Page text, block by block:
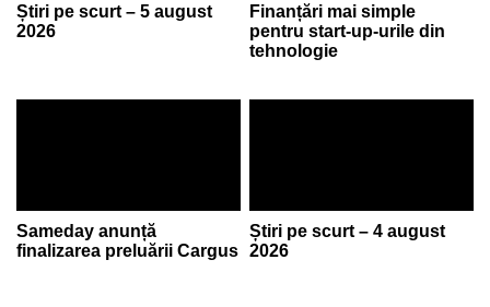
Știri pe scurt – 5 august
2026
Finanțări mai simple
pentru start-up-urile din
tehnologie
Sameday anunță
finalizarea preluării Cargus
Știri pe scurt – 4 august
2026